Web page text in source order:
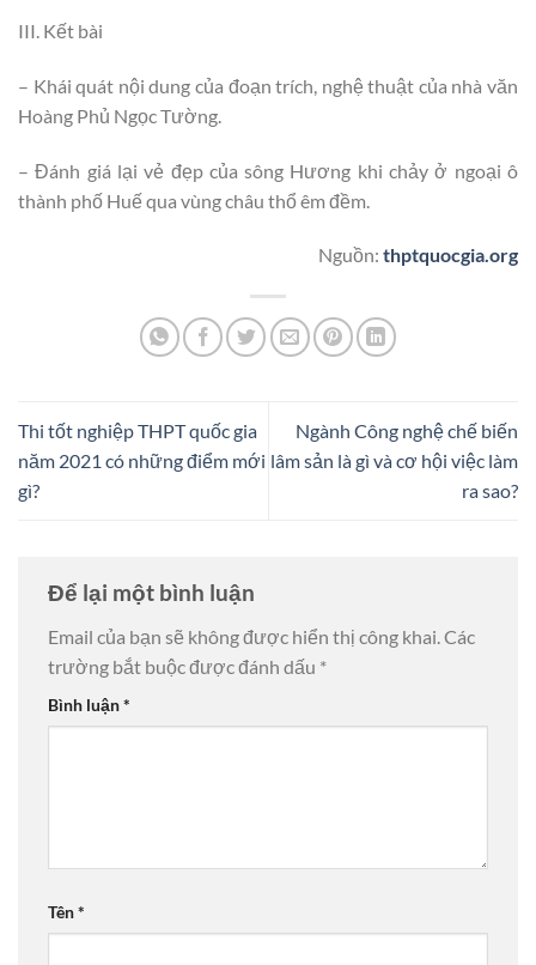
III. Kết bài
– Khái quát nội dung của đoạn trích, nghệ thuật của nhà văn
Hoàng Phủ Ngọc Tường.
– Đánh giá lại vẻ đẹp của sông Hương khi chảy ở ngoại ô
thành phố Huế qua vùng châu thổ êm đềm.
Nguồn: thptquocgia.org
Thi tốt nghiệp THPT quốc gia
năm 2021 có những điểm mới
gì?
Ngành Công nghệ chế biến
lâm sản là gì và cơ hội việc làm
ra sao?
Để lại một bình luận
Email của bạn sẽ không được hiển thị công khai.Các
trường bắt buộc được đánh dấu *
Bình luận*
Tên*